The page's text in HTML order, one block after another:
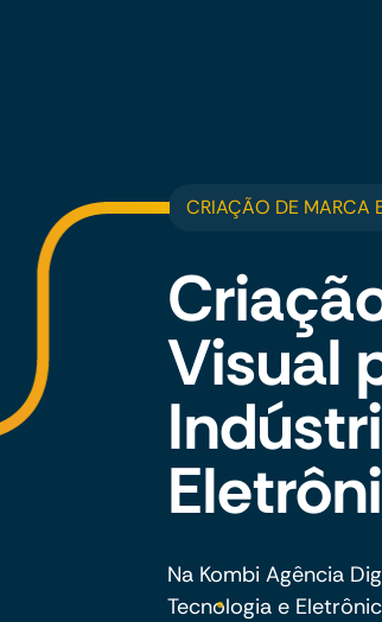
CRIAÇÃO DE MARCA
Visual
Na Kombi Agência
Tecnologia e